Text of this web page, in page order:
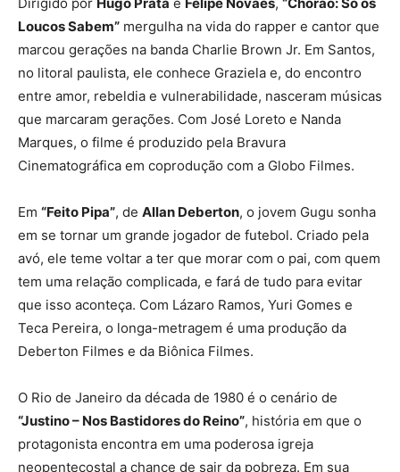
Loucos Sabem” mergulha na vida do rapper e cantor que
marcou gerações na banda Charlie Brown Jr. Em Santos,
no litoral paulista, ele conhece Graziela e, do encontro
entre amor, rebeldia e vulnerabilidade, nasceram músicas
que marcaram gerações. Com José Loreto e Nanda
Marques, o filme é produzido pela Bravura
Cinematográfica em coprodução com a Globo Filmes.
Em “Feito Pipa”, de Allan Deberton, o jovem Gugu sonha
em se tornar um grande jogador de futebol. Criado pela
avó, ele teme voltar a ter que morar com o pai, com quem
tem uma relação complicada, e fará de tudo para evitar
que isso aconteça. Com Lázaro Ramos, Yuri Gomes e
Teca Pereira, o longa-metragem é uma produção da
Deberton Filmes e da Biônica Filmes.
O Rio de Janeiro da década de 1980 é o cenário de
“Justino – Nos Bastidores do Reino”, história em que o
protagonista encontra em uma poderosa igreja
neopentecostal a chance de sair da pobreza. Em sua